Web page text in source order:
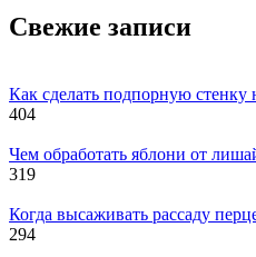
Свежие записи
Как сделать подпорную стенку
404
Чем обработать яблони от
319
Когда высаживать рассаду
294